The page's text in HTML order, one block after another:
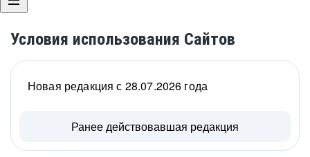
Условия использования Сайтов
Новая редакция с 28.07.2026 года
Ранее действовавшая редакция